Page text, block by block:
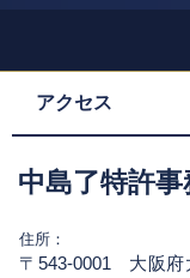
アクセス
中島了特許事
住所：
〒543-0001 大阪府